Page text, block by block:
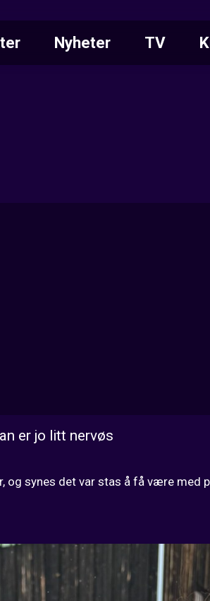
Nyheter TV
er jo litt nervøs
synes det var stas å få være med